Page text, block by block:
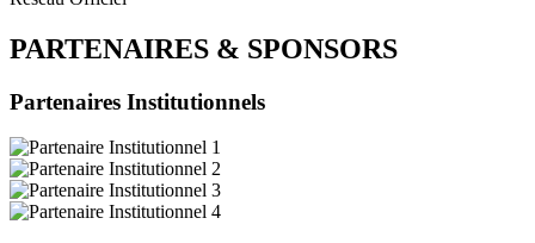
PARTENAIRES & SPONSORS
Partenaires Institutionnels